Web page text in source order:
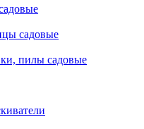
садовые
пилы садовые